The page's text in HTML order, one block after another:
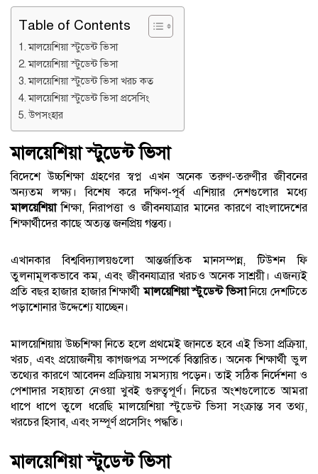
Table of Contents
মালয়েশিয়া স্টুডেন্ট ভিসা
মালয়েশিয়া স্টুডেন্ট ভিসা
মালয়েশিয়া স্টুডেন্ট ভিসা খরচ কত
মালয়েশিয়া স্টুডেন্ট ভিসা প্রসেসিং
উপসংহার
মালয়েশিয়া স্টুডেন্ট ভিসা
বিদেশে উচ্চশিক্ষা গ্রহণের স্বপ্ন এখন অনেক তরুণ-তরুণীর জীবনের
অন্যতম লক্ষ্য। বিশেষ করে দক্ষিণ-পূর্ব এশিয়ার দেশগুলোর মধ্যে
মালয়েশিয়াশিক্ষা, নিরাপত্তা ও জীবনযাত্রার মানের কারণে বাংলাদেশের
শিক্ষার্থীদের কাছে অত্যন্ত জনপ্রিয় গন্তব্য।
এখানকার বিশ্ববিদ্যালয়গুলো আন্তর্জাতিক মানসম্পন্ন, টিউশন ফি
তুলনামূলকভাবে কম, এবং জীবনযাত্রার খরচও অনেক সাশ্রয়ী। এজন্যই
প্রতি বছর হাজার হাজার শিক্ষার্থীমালয়েশিয়া স্টুডেন্ট ভিসানিয়ে দেশটিতে
পড়াশোনার উদ্দেশ্যে যাচ্ছেন।
মালয়েশিয়ায় উচ্চশিক্ষা নিতে হলে প্রথমেই জানতে হবে এই ভিসা প্রক্রিয়া,
খরচ, এবং প্রয়োজনীয় কাগজপত্র সম্পর্কে বিস্তারিত। অনেক শিক্ষার্থী ভুল
তথ্যের কারণে আবেদন প্রক্রিয়ায় সমস্যায় পড়েন। তাই সঠিক নির্দেশনা ও
পেশাদার সহায়তা নেওয়া খুবই গুরুত্বপূর্ণ। নিচের অংশগুলোতে আমরা
ধাপে ধাপে তুলে ধরেছি মালয়েশিয়া স্টুডেন্ট ভিসা সংক্রান্ত সব তথ্য,
খরচের হিসাব, এবং সম্পূর্ণ প্রসেসিং পদ্ধতি।
মালয়েশিয়া স্টুডেন্ট ভিসা